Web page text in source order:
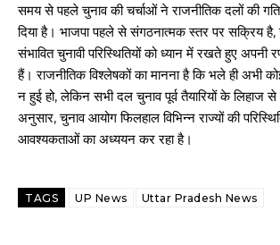
समय से पहले चुनाव की चर्चाओं ने राजनीतिक दलों की
दिया है। भाजपा पहले से संगठनात्मक स्तर पर सक्रिय है,
संभावित चुनावी परिस्थितियों को ध्यान में रखते हुए अपनी
हैं। राजनीतिक विश्लेषकों का मानना है कि भले ही अभी
न हुई हो, लेकिन सभी दल चुनाव पूर्व तैयारियों के लिहाज
अनुसार, चुनाव आयोग फिलहाल विभिन्न राज्यों की
आवश्यकताओं का अध्ययन कर रहा है।
TAGS UP News Uttar Pradesh News